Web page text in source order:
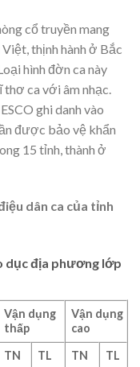
cổ truyền mang
thịnh hành ở Bắc
hình đờn ca này
ca với âm nhạc.
ghi danh vào
được bảo vệ khẩn
15 tỉnh, thành ở
dân ca của tỉnh
dục địa phương lớp
Vận dụng
thấp
Vận dụng
cao
TN TL TN TL